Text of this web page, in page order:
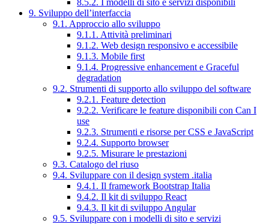
8.5.2. I modelli di sito e servizi disponibili
9. Sviluppo dell’interfaccia
9.1. Approccio allo sviluppo
9.1.1. Attività preliminari
9.1.2. Web design responsivo e accessibile
9.1.3. Mobile first
9.1.4. Progressive enhancement e Graceful
degradation
9.2. Strumenti di supporto allo sviluppo del software
9.2.1. Feature detection
9.2.2. Verificare le feature disponibili con Can I
use
9.2.3. Strumenti e risorse per CSS e JavaScript
9.2.4. Supporto browser
9.2.5. Misurare le prestazioni
9.3. Catalogo del riuso
9.4. Sviluppare con il design system .italia
9.4.1. Il framework Bootstrap Italia
9.4.2. Il kit di sviluppo React
9.4.3. Il kit di sviluppo Angular
9.5. Sviluppare con i modelli di sito e servizi